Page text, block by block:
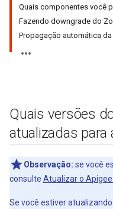
Quais componentes você
Fazendo downgrade do
Propagação automática
Quais versões
atualizadas para
Observação: se você
consulte Atualizar o Apigee
Se você estiver